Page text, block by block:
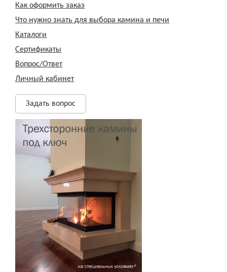
Как оформить заказ
Что нужно знать для выбора камина и печи
Каталоги
Сертификаты
Вопрос/Ответ
Личный кабинет
Задать вопрос